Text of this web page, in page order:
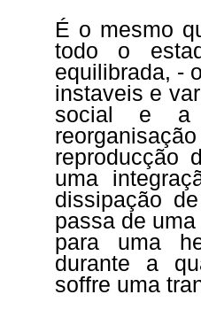
É o mesmo
todo o
equilibrada, -
instaveis e
social e a
reproducção
uma
dissipação
passa de
para uma
durante a
soffre uma